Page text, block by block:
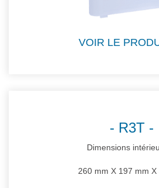
VOIR LE
R3T
Dimensions
260 mm X 197 mm X